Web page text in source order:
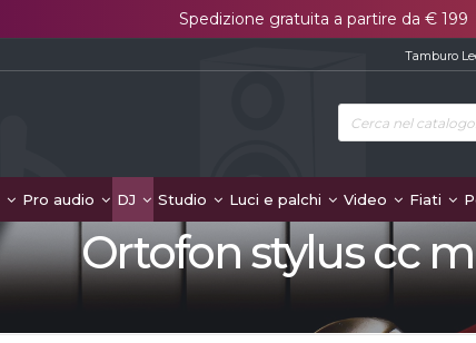
Spedizione gratuita a partire da € 199
Tamburo
Pro audio DJ Studio Luci e palchi Video Fiati
Ortofon stylus cc